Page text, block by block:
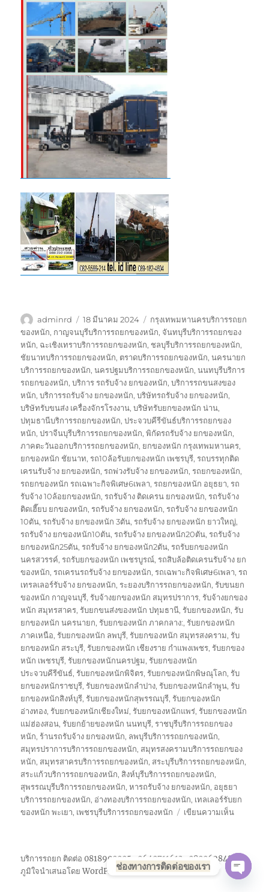
ผู้
เขียน
adminrd
เขียน
เมื่อ
18 มีนาคม 2024
ป้าย
กำกับ
กรุงเทพมหานครบริการรถยก
ของหนัก, กาญจนบุรีบริการรถยกของหนัก, จันทบุรีบริการรถยกของ
หนัก, ฉะเชิงเทราบริการรถยกของหนัก, ชลบุรีบริการรถยกของหนัก,
ชัยนาทบริการรถยกของหนัก, ตราดบริการรถยกของหนัก,นครนายก
บริการรถยกของหนัก,นครปฐมบริการรถยกของหนัก,นนทบุรีบริการ
รถยกของหนัก,บริการ รถรับจ้าง ยกของหนัก,บริการรถขนสงของ
หนัก,บริการรถรับจ้าง ยกของหนัก,บริษัทรถรับจ้าง ยกของหนัก,
บริษัทรับขนส่ง เครื่องจักรโรงงาน,บริษัทรับยกของหนัก น่าน,
ปทุมธานีบริการรถยกของหนัก,ประจวบคีรีขันธ์บริการรถยกของ
หนัก,ปราจีนบุรีบริการรถยกของหนัก,พิกัดรถรับจ้าง ยกของหนัก,
ภาคตะวันออกบริการรถยกของหนัก, ยกของหนัก กรุงเทพมหานคร,
ยกของหนัก ชัยนาท,รถ10ล้อรับยกของหนัก เพชรบุรี,รถบรรทุกติด
เครนรับจ้าง ยกของหนัก,รถพ่วงรับจ้าง ยกของหนัก,รถยกของหนัก,
รถยกของหนัก รถเฉพาะกิจพิเศษ6เพลา,รถยกของหนัก อยุธยา,รถ
รับจ้าง 10ล้อยกของหนัก,รถรับจ้าง ติดเครน ยกของหนัก,รถรับจ้าง
ติดเฮี๊ยบ ยกของหนัก,รถรับจ้าง ยกของหนัก,รถรับจ้าง ยกของหนัก
10ตัน,รถรับจ้าง ยกของหนัก 3ตัน,รถรับจ้าง ยกของหนัก ยาวใหญ่,
รถรับจ้าง ยกของหนัก10ตัน,รถรับจ้าง ยกของหนัก20ตัน,รถรับจ้าง
ยกของหนัก25ตัน,รถรับจ้าง ยกของหนัก2ตัน,รถรับยกของหนัก
นครสวรรค์,รถรับยกของหนัก เพชรบูรณ์,รถสิบล้อติดเครนรับจ้าง ยก
ของหนัก,รถเครนรถรับจ้าง ยกของหนัก,รถเฉพาะกิจพิเศษ6เพลา,รถ
เทรลเลอร์รับจ้าง ยกของหนัก,ระยองบริการรถยกของหนัก,รับขนยก
ของหนัก กาญจนบุรี,รับจ้างยกของหนัก สมุทรปราการ,รับจ้างยกของ
หนัก สมุทรสาคร,รับยกขนส่งของหนัก ปทุมธานี,รับยกของหนัก,รับ
ยกของหนัก นครนายก,รับยกของหนัก ภาคกลาง:,รับยกของหนัก
ภาคเหนือ,รับยกของหนัก ลพบุรี,รับยกของหนัก สมุทรสงคราม,รับ
ยกของหนัก สระบุรี,รับยกของหนัก เชียงราย กำแพงเพชร,รับยกของ
หนัก เพชรบุรี,รับยกของหนักนครปฐม,รับยกของหนัก
ประจวบคีรีขันธ์,รับยกของหนักพิจิตร,รับยกของหนักพิษณุโลก,รับ
ยกของหนักราชบุรี,รับยกของหนักลำปาง,รับยกของหนักลำพูน,รับ
ยกของหนักสิงห์บุรี,รับยกของหนักสุพรรณบุรี,รับยกของหนัก
อ่างทอง,รับยกของหนักเชียงใหม่,รับยกของหนักแพร่,รับยกของหนัก
แม่ฮ่องสอน,รับยกย้ายของหนัก นนทบุรี,ราชบุรีบริการรถยกของ
หนัก,ร้านรถรับจ้าง ยกของหนัก, ลพบุรีบริการรถยกของหนัก,
สมุทรปราการบริการรถยกของหนัก, สมุทรสงครามบริการรถยกของ
หนัก, สมุทรสาครบริการรถยกของหนัก, สระบุรีบริการรถยกของหนัก,
สระแก้วบริการรถยกของหนัก, สิงห์บุรีบริการรถยกของหนัก,
สุพรรณบุรีบริการรถยกของหนัก,หารถรับจ้าง ยกของหนัก, อยุธยา
บริการรถยกของหนัก, อ่างทองบริการรถยกของหนัก, เทลเลอร์รับยก
ของหนัก พะเยา, เพชรบุรีบริการรถยกของหนัก เขียนความเห็นบน
ของ
หนัก
บริการรถยก ติดต่อ 0818900005 , 0640711613 , 0800628488
ภูมิใจนำเสนอโดย WordPressช่องทางการติดต่อของเรา
OPEN